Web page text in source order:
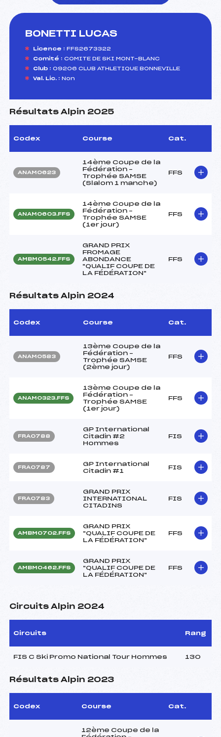
BONETTI LUCAS
Licence : FFS2673322
Comité : COMITE DE SKI MONT-BLANC
Club : 09206 CLUB ATHLETIQUE BONNEVILLE
Val. Lic. : Non
Résultats Alpin 2025
Codex Course Cat.
ANAM0623
14ème Coupe de la
Fédération –
Trophée SAMSE
(Slalom 1 manche)
FFS
ANAM0603.FFS
14ème Coupe de la
Fédération –
Trophée SAMSE
(1er jour)
FFS
AMBM0542.FFS
GRAND PRIX
FROMAGE
ABONDANCE
"QUALIF COUPE DE
LA FÉDÉRATION"
FFS
Résultats Alpin 2024
Codex Course Cat.
ANAM0583
13ème Coupe de la
Fédération –
Trophée SAMSE
(2ème jour)
FFS
ANAM0323.FFS
13ème Coupe de la
Fédération –
Trophée SAMSE
(1er jour)
FFS
FRA0788
GP International
Citadin #2
Hommes
FIS
FRA0787
GP International
Citadin #1
FIS
FRA0783
GRAND PRIX
INTERNATIONAL
CITADINS
FIS
AMBM0702.FFS
GRAND PRIX
"QUALIF COUPE DE
LA FÉDÉRATION"
FFS
AMBM0462.FFS
GRAND PRIX
"QUALIF COUPE DE
LA FÉDÉRATION"
FFS
Circuits Alpin 2024
Circuits Rang
FIS C Ski Promo National Tour Hommes 130
Résultats Alpin 2023
Codex Course Cat.
12ème Coupe de la